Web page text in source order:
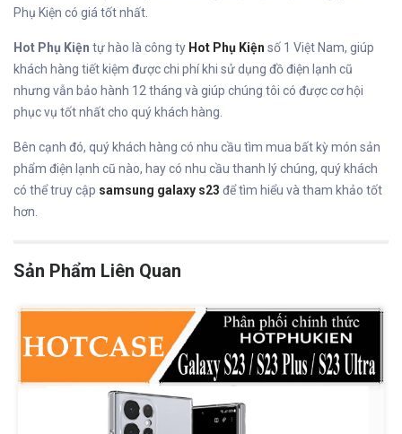
Phụ Kiện có giá tốt nhất.
Hot Phụ Kiện tự hào là công ty Hot Phụ Kiện số 1 Việt Nam, giúp
khách hàng tiết kiệm được chi phí khi sử dụng đồ điện lạnh cũ
nhưng vẫn bảo hành 12 tháng và giúp chúng tôi có được cơ hội
phục vụ tốt nhất cho quý khách hàng.
Bên cạnh đó, quý khách hàng có nhu cầu tìm mua bất kỳ món sản
phẩm điện lạnh cũ nào, hay có nhu cầu thanh lý chúng, quý khách
có thể truy cập samsung galaxy s23 để tìm hiểu và tham khảo tốt
hơn.
Sản Phẩm Liên Quan